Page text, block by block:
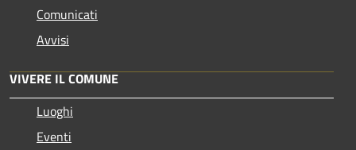
Comunicati
Avvisi
VIVERE IL COMUNE
Luoghi
Eventi